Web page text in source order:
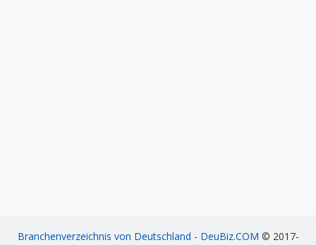
Branchenverzeichnis von Deutschland - DeuBiz.COM © 2017-